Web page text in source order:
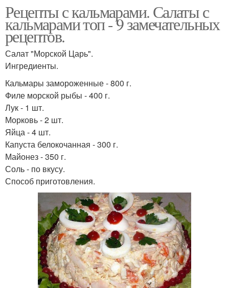
Рецепты с кальмарами. Салаты с
кальмарами топ - 9 замечательных
рецептов.
Салат "Морской Царь".
Ингредиенты.
Кальмары замороженные - 800 г.
Филе морской рыбы - 400 г.
Лук - 1 шт.
Морковь - 2 шт.
Яйца - 4 шт.
Капуста белокочанная - 300 г.
Майонез - 350 г.
Соль - по вкусу.
Способ приготовления.